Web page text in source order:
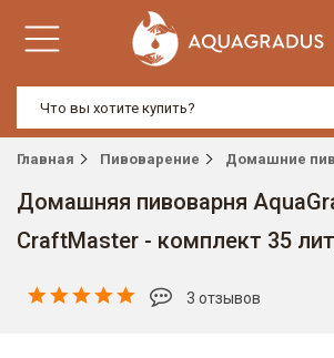
Главная Пивоварение Домашние
Домашняя пивоварня
CraftMaster - комплект 35
3 отзывов